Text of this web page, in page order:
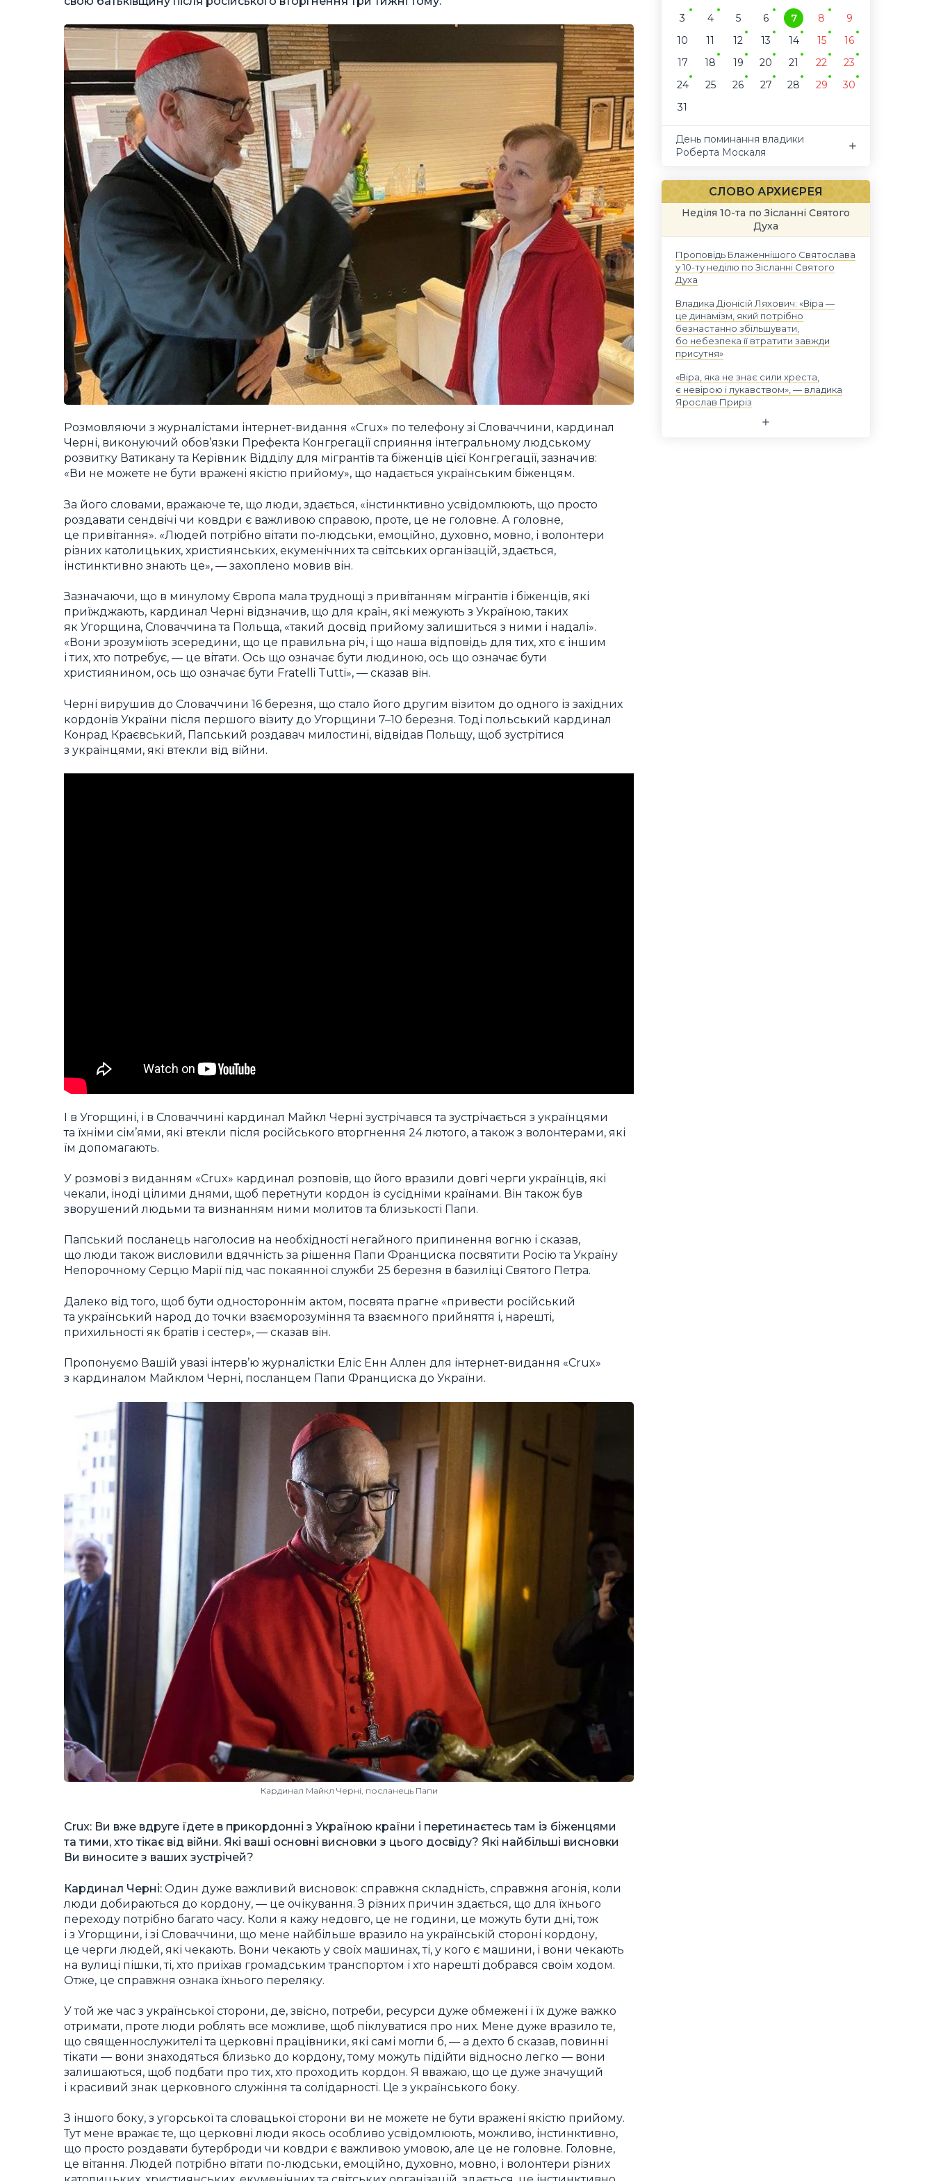
Розмовляючи з журналістами інтернет-видання «Crux» по телефону зі Словаччини, кардинал
Черні, виконуючий обов’язки Префекта Конгрегації сприяння інтегральному людському
розвитку Ватикану та Керівник Відділу для мігрантів та біженців цієї Конгрегації, зазначив:
«Ви не можете не бути вражені якістю прийому», що надається українським біженцям.
За його словами, вражаюче те, що люди, здається, «інстинктивно усвідомлюють, що просто
роздавати сендвічі чи ковдри є важливою справою, проте, це не головне. А головне,
це привітання». «Людей потрібно вітати по-людськи, емоційно, духовно, мовно, і волонтери
різних католицьких, християнських, екуменічних та світських організацій, здається,
інстинктивно знають це», — захоплено мовив він.
Зазначаючи, що в минулому Європа мала труднощі з привітанням мігрантів і біженців, які
приїжджають, кардинал Черні відзначив, що для країн, які межують з Україною, таких
як Угорщина, Словаччина та Польща, «такий досвід прийому залишиться з ними і надалі».
«Вони зрозуміють зсередини, що це правильна річ, і що наша відповідь для тих, хто є іншим
і тих, хто потребує, — це вітати. Ось що означає бути людиною, ось що означає бути
християнином, ось що означає бути Fratelli Tutti», — сказав він.
Черні вирушив до Словаччини 16 березня, що стало його другим візитом до одного із західних
кордонів України після першого візиту до Угорщини 7–10 березня. Тоді польський кардинал
Конрад Краєвський, Папський роздавач милостині, відвідав Польщу, щоб зустрітися
з українцями, які втекли від війни.
І в Угорщині, і в Словаччині кардинал Майкл Черні зустрічався та зустрічається з українцями
та їхніми сім’ями, які втекли після російського вторгнення 24 лютого, а також з волонтерами, які
їм допомагають.
У розмові з виданням «Crux» кардинал розповів, що його вразили довгі черги українців, які
чекали, іноді цілими днями, щоб перетнути кордон із сусідніми країнами. Він також був
зворушений людьми та визнанням ними молитов та близькості Папи.
Папський посланець наголосив на необхідності негайного припинення вогню і сказав,
що люди також висловили вдячність за рішення Папи Франциска посвятити Росію та Україну
Непорочному Серцю Марії під час покаянної служби 25 березня в базиліці Святого Петра.
Далеко від того, щоб бути одностороннім актом, посвята прагне «привести російський
та український народ до точки взаєморозуміння та взаємного прийняття і, нарешті,
прихильності як братів і сестер», — сказав він.
Пропонуємо Вашій увазі інтерв’ю журналістки Еліс Енн Аллен для інтернет-видання «Crux»
з кардиналом Майклом Черні, посланцем Папи Франциска до України.
Кардинал Майкл Черні, посланець Папи
Crux: Ви вже вдруге їдете в прикордонні з Україною країни і перетинаєтесь там із біженцями
та тими, хто тікає від війни. Які ваші основні висновки з цього досвіду? Які найбільші висновки
Ви виносите з ваших зустрічей?
Кардинал Черні: Один дуже важливий висновок: справжня складність, справжня агонія, коли
люди добираються до кордону, — це очікування. З різних причин здається, що для їхнього
переходу потрібно багато часу. Коли я кажу недовго, це не години, це можуть бути дні, тож
і з Угорщини, і зі Словаччини, що мене найбільше вразило на українській стороні кордону,
це черги людей, які чекають. Вони чекають у своїх машинах, ті, у кого є машини, і вони чекають
на вулиці пішки, ті, хто приїхав громадським транспортом і хто нарешті добрався своїм ходом.
Отже, це справжня ознака їхнього переляку.
У той же час з української сторони, де, звісно, ​​потреби, ресурси дуже обмежені і їх дуже важко
отримати, проте люди роблять все можливе, щоб піклуватися про них. Мене дуже вразило те,
що священнослужителі та церковні працівники, які самі могли б, — а дехто б сказав, повинні
тікати — вони знаходяться близько до кордону, тому можуть підійти відносно легко — вони
залишаються, щоб подбати про тих, хто проходить кордон. Я вважаю, що це дуже значущий
і красивий знак церковного служіння та солідарності. Це з українського боку.
З іншого боку, з угорської та словацької сторони ви не можете не бути вражені якістю прийому.
Тут мене вражає те, що церковні люди якось особливо усвідомлюють, можливо, інстинктивно,
що просто роздавати бутерброди чи ковдри є важливою умовою, але це не головне. Головне,
це вітання. Людей потрібно вітати по-людськи, емоційно, духовно, мовно, і волонтери різних
3
4 5 6 7 8
9
10
11 12 13 14 15
16
17
18 19 20 21 22
23
24
25 26 27 28 29
30
31
День поминання владики
Роберта Москаля
СЛОВО АРХИЄРЕЯ
Неділя 10-та по Зісланні Святого
Духа
Проповідь Блаженнішого Святослава
у 10-ту неділю по Зісланні Святого
Духа
Владика Діонісій Ляхович: «Віра —
це динамізм, який потрібно
безнастанно збільшувати,
бо небезпека її втратити завжди
присутня»
«Віра, яка не знає сили хреста,
є невірою і лукавством», — владика
Ярослав Приріз